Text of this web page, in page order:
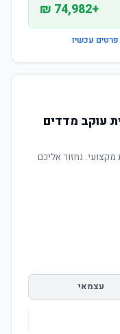
+74,982 ₪
עכשיו
עוקב מדדים
נחזור אליכם
עצמאי